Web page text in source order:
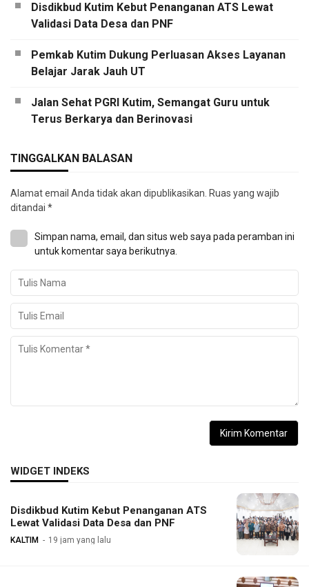
Disdikbud Kutim Kebut Penanganan ATS Lewat
Validasi Data Desa dan PNF
Pemkab Kutim Dukung Perluasan Akses Layanan
Belajar Jarak Jauh UT
Jalan Sehat PGRI Kutim, Semangat Guru untuk
Terus Berkarya dan Berinovasi
TINGGALKAN BALASAN
Alamat email Anda tidak akan dipublikasikan. Ruas yang wajib
ditandai *
Simpan nama, email, dan situs web saya pada peramban ini
untuk komentar saya berikutnya.
WIDGET INDEKS
Disdikbud Kutim Kebut Penanganan ATS
Lewat Validasi Data Desa dan PNF
KALTIM 19 jam yang lalu